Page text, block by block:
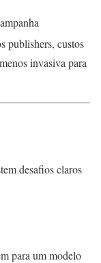
publishers, custos
invasiva para
desafios claros
para um modelo